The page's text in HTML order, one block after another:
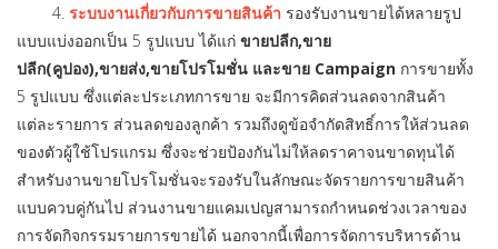
4. ระบบงานเกี่ยวกับการขายสินค้า รองรับงานขายได้หลายรูป
แบบแบ่งออกเป็น 5 รูปแบบ ได้แก่ ขายปลีก,ขาย
ปลีก(คูปอง),ขายส่ง,ขายโปรโมชั่น และขาย Campaign การขายทั้ง
5 รูปแบบ ซึ่งแต่ละประเภทการขาย จะมีการคิดส่วนลดจากสินค้า
แต่ละรายการ ส่วนลดของลูกค้า รวมถึงดูข้อจำกัดสิทธิ์การให้ส่วนลด
ของตัวผู้ใช้โปรแกรม ซึ่งจะช่วยป้องกันไม่ให้ลดราคาจนขาดทุนได้
สำหรับงานขายโปรโมชั่นจะรองรับในลักษณะจัดรายการขายสินค้า
แบบควบคู่กันไป ส่วนงานขายแคมเปญสามารถกำหนดช่วงเวลาของ
การจัดกิจกรรมรายการขายได้ นอกจากนี้เพื่อการจัดการบริหารด้าน